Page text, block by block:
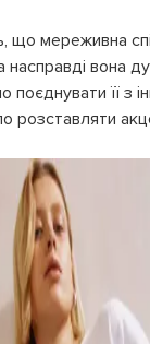
що мереживна
насправді вона
поєднувати її з
розставляти